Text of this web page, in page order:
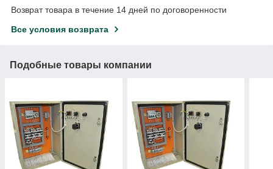
Возврат товара в течение 14 дней по договоренности
Все условия возврата
Подобные товары компании